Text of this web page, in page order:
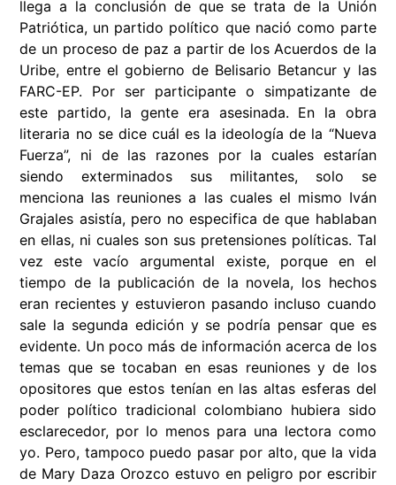
llega a la conclusión de que se trata de la Unión
Patriótica, un partido político que nació como parte
de un proceso de paz a partir de los Acuerdos de la
Uribe, entre el gobierno de Belisario Betancur y las
FARC-EP. Por ser participante o simpatizante de
este partido, la gente era asesinada. En la obra
literaria no se dice cuál es la ideología de la “Nueva
Fuerza”, ni de las razones por la cuales estarían
siendo exterminados sus militantes, solo se
menciona las reuniones a las cuales el mismo Iván
Grajales asistía, pero no especifica de que hablaban
en ellas, ni cuales son sus pretensiones políticas. Tal
vez este vacío argumental existe, porque en el
tiempo de la publicación de la novela, los hechos
eran recientes y estuvieron pasando incluso cuando
sale la segunda edición y se podría pensar que es
evidente. Un poco más de información acerca de los
temas que se tocaban en esas reuniones y de los
opositores que estos tenían en las altas esferas del
poder político tradicional colombiano hubiera sido
esclarecedor, por lo menos para una lectora como
yo. Pero, tampoco puedo pasar por alto, que la vida
de Mary Daza Orozco estuvo en peligro por escribir